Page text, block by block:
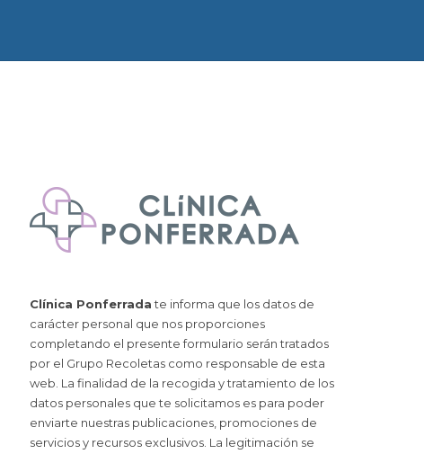
Clínica Ponferradate informa que los datos de
carácter personal que nos proporciones
completando el presente formulario serán tratados
por el Grupo Recoletas como responsable de esta
web. La finalidad de la recogida y tratamiento de los
datos personales que te solicitamos es para poder
enviarte nuestras publicaciones, promociones de
servicios y recursos exclusivos. La legitimación se